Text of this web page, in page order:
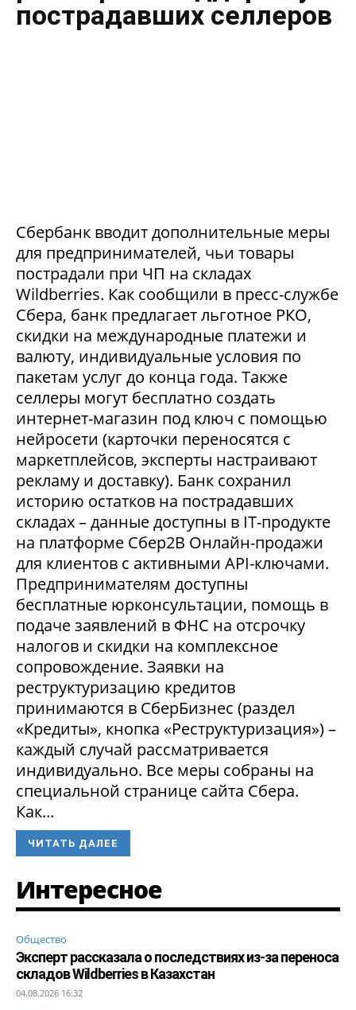
пострадавших селлеров
Сбербанк вводит дополнительные меры
для предпринимателей, чьи товары
пострадали при ЧП на складах
Wildberries. Как сообщили в пресс-службе
Сбера, банк предлагает льготное РКО,
скидки на международные платежи и
валюту, индивидуальные условия по
пакетам услуг до конца года. Также
селлеры могут бесплатно создать
интернет-магазин под ключ с помощью
нейросети (карточки переносятся с
маркетплейсов, эксперты настраивают
рекламу и доставку). Банк сохранил
историю остатков на пострадавших
складах – данные доступны в IT-продукте
на платформе Сбер2В Онлайн-продажи
для клиентов с активными API-ключами.
Предпринимателям доступны
бесплатные юрконсультации, помощь в
подаче заявлений в ФНС на отсрочку
налогов и скидки на комплексное
сопровождение. Заявки на
реструктуризацию кредитов
принимаются в СберБизнес (раздел
«Кредиты», кнопка «Реструктуризация») –
каждый случай рассматривается
индивидуально. Все меры собраны на
специальной странице сайта Сбера.
Как...
ЧИТАТЬ ДАЛЕЕ
Интересное
Общество
Эксперт рассказала о последствиях из-за переноса
складов Wildberries в Казахстан
04.08.2026 16:32